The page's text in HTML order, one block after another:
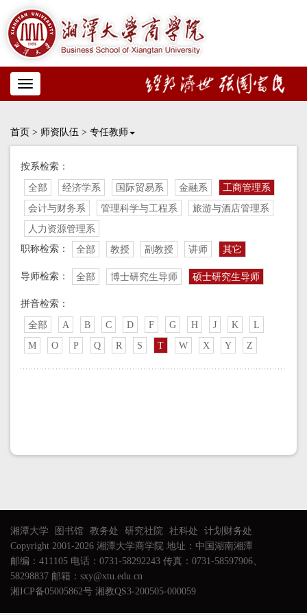
Toggle
navigation
首页 > 师资队伍 > 专任教师
按系检索：
全部 经济学系 国际贸易系 金融系
工商管理系
会计与财务系
管理科学与工程系
旅游与酒店管理系
人力资源管理系
职称检索：
全部 教授 副教授 讲师 其它
导师检索： 全部 博士研究生导师 硕士研究生导师
拼音检索：
全部 A B C D F G H J K
L
M
O P Q R S T W X Y Z
湘潭大学 图书馆 教务处 研究社院 社科处
计划财务处
Copyright 2001-2026 湘潭大学商学院 地址：中国湖南湘潭
邮编：411105 电话：0731-58292243 传真：0731-58597906、
58298837 邮箱：sxy@xtu.edu.cn
湘ICP备05005862号 湘教QS3-200505-000059